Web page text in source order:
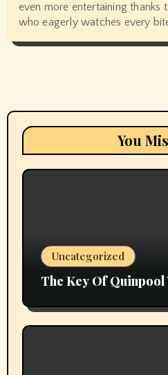
even more entertaining thanks
who eagerly watches every
You
Uncategorized
The Key Of Quinpool